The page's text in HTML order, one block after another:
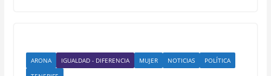
ARONA IGUALDAD - DIFERENCIA MUJER NOTICIAS
POLÍTICA